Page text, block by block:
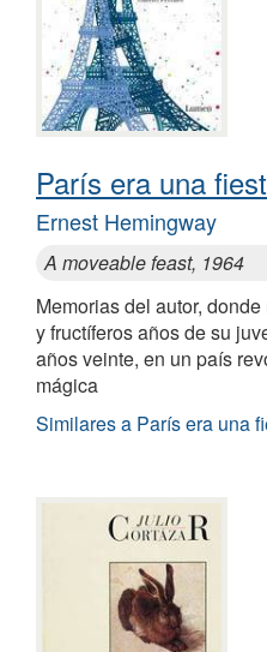
París era una
Ernest Hemingway
A moveable feast, 1964
Memorias del autor,
y fructíferos años de su
años veinte, en un país
mágica
Similares a París era una